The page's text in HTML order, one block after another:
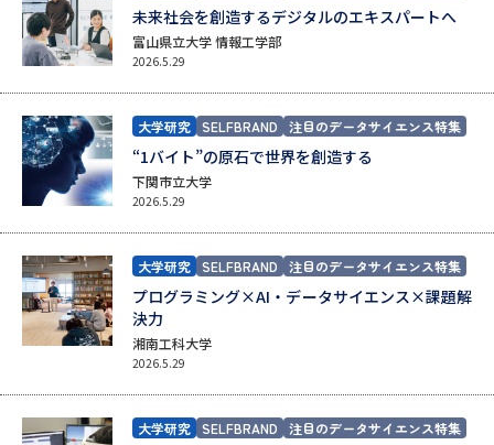
新学年スタート号特集ページ
（高3生用）
新学年スタート号特集ページ
（高2生用）
オープンキャンパス検索 実施プログラムから探す
来場型・Web型イベント特集
受験準備 資料検索
志望校・出願校を調べる
併願校選び 受験スケジュールを立てよう
未来社会を創造するデジタルのエキスパートへ
富山県立大学 情報工学部
2026.5.29
大学研究 SELFBRAND 注目のデータサイエンス特集
“1バイト”の原石で世界を創造する
下関市立大学
2026.5.29
大学研究 SELFBRAND 注目のデータサイエンス特集
プログラミング×AI・データサイエンス×課題解
決力
湘南工科大学
2026.5.29
大学研究 SELFBRAND 注目のデータサイエンス特集